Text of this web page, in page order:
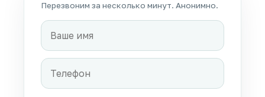
Перезвоним за несколько минут. Анонимно.